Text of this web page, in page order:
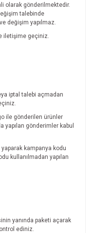
olarak gönderilmektedir.
talebinde
değişim yapılmaz.
iletişime geçiniz.
iptal talebi açmadan
ile gönderilen ürünler
yapılan gönderimler kabul
kampanya kodu
kullanılmadan yapılan
yanında paketi açarak
ediniz.